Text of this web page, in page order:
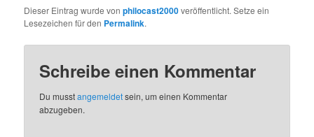
Dieser Eintrag wurde vonphilocast2000veröffentlicht. Setze ein
Lesezeichen für den Permalink.
Schreibe einen Kommentar
Du musstangemeldetsein, um einen Kommentar
abzugeben.